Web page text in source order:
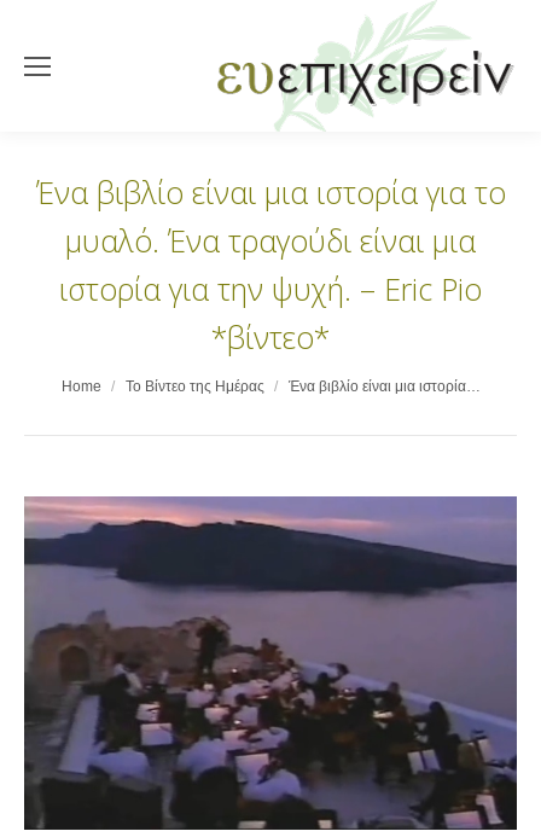
Ένα βιβλίο είναι μια ιστορία για το
μυαλό. Ένα τραγούδι είναι μια
ιστορία για την ψυχή. – Eric Pio
*βίντεο*
You are here:
Home Το Βίντεο της Ημέρας Ένα βιβλίο είναι μια ιστορία…